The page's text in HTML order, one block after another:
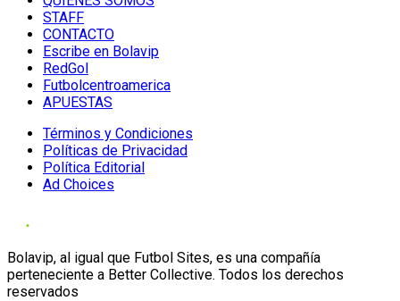
STAFF
CONTACTO
Escribe en Bolavip
RedGol
Futbolcentroamerica
APUESTAS
Términos y Condiciones
Políticas de Privacidad
Política Editorial
Ad Choices
Bolavip, al igual que Futbol Sites, es una compañía
perteneciente a Better Collective. Todos los derechos
reservados